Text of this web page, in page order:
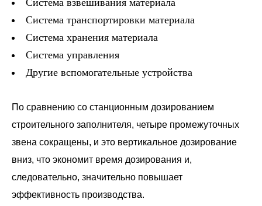
Система транспортировки материала
Система хранения материала
Система управления
Другие вспомогательные устройства
По сравнению со станционным дозированием
строительного заполнителя, четыре промежуточных
звена сокращены, и это вертикальное дозирование
вниз, что экономит время дозирования и,
следовательно, значительно повышает
эффективность производства.